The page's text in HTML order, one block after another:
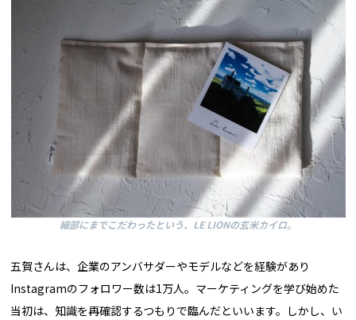
細部にまでこだわったという、LE LIONの玄米カイロ。
五賀さんは、企業のアンバサダーやモデルなどを経験があり
Instagramのフォロワー数は1万人。マーケティングを学び始めた
当初は、知識を再確認するつもりで臨んだといいます。しかし、い